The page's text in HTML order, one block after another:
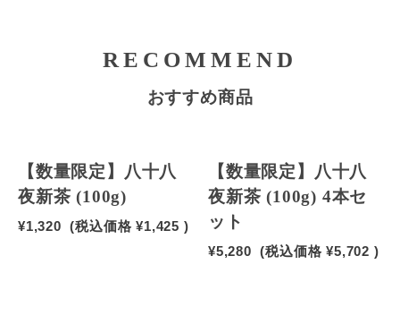
RECOMMEND
おすすめ商品
【数量限定】八十八
夜新茶 (100g)
¥1,320 (税込価格 ¥1,425 )
【数量限定】八十八
夜新茶 (100g) 4本セ
ット
¥5,280 (税込価格 ¥5,702 )